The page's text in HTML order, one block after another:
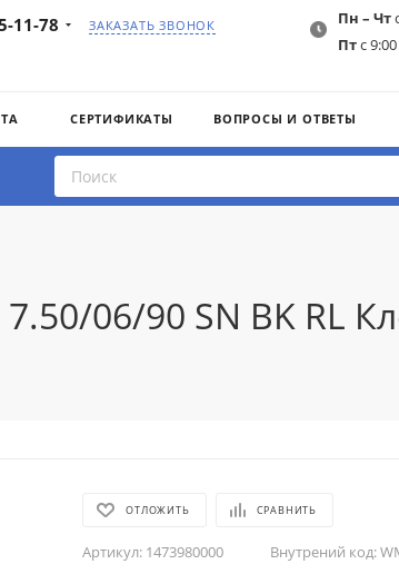
11-78 ЗАКАЗАТЬ ЗВОНОК Пн – Чт
Птс
СЕРТИФИКАТЫ ВОПРОСЫ И ОТВЕТЫ
06/90 SN BK RL
ОТЛОЖИТЬ СРАВНИТЬ
Артикул: 1473980000 Внутрений код: